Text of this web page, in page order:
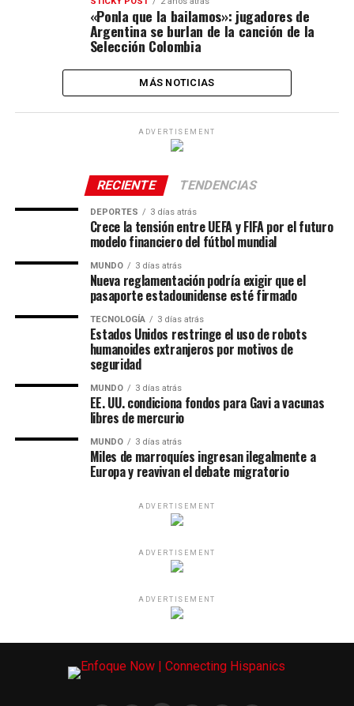
«Ponla que la bailamos»: jugadores de
Argentina se burlan de la canción de la
Selección Colombia
MÁS NOTICIAS
ADVERTISEMENT
RECIENTE TENDENCIAS
DEPORTES 3 días atrás
Crece la tensión entre UEFA y FIFA por el futuro
modelo financiero del fútbol mundial
MUNDO 3 días atrás
Nueva reglamentación podría exigir que el
pasaporte estadounidense esté firmado
TECNOLOGÍA 3 días atrás
Estados Unidos restringe el uso de robots
humanoides extranjeros por motivos de
seguridad
MUNDO 3 días atrás
EE. UU. condiciona fondos para Gavi a vacunas
libres de mercurio
MUNDO 3 días atrás
Miles de marroquíes ingresan ilegalmente a
Europa y reavivan el debate migratorio
ADVERTISEMENT
ADVERTISEMENT
ADVERTISEMENT